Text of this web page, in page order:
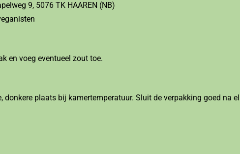
9, 5076 TK HAAREN (NB)
en voeg eventueel zout toe.
donkere plaats bij kamertemperatuur. Sluit de verpakking goed na